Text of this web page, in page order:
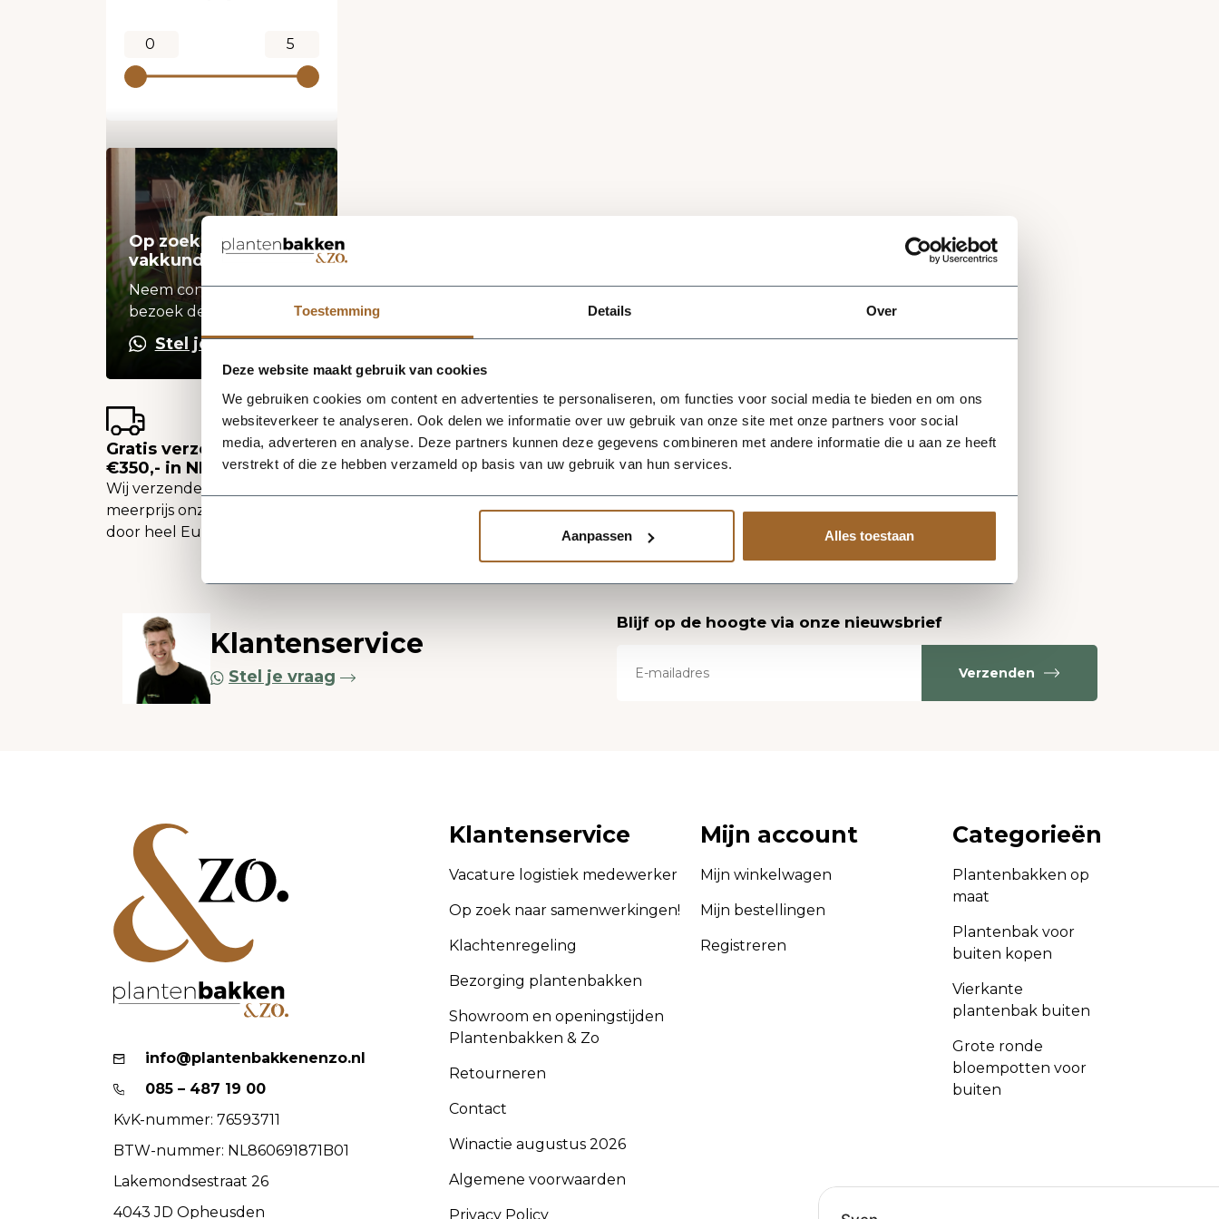
Toestemming Details Over
Deze website maakt gebruik van cookies
We gebruiken cookies om content en advertenties te personaliseren, om functies voor social media te bieden en om ons
websiteverkeer te analyseren. Ook delen we informatie over uw gebruik van onze site met onze partners voor social
media, adverteren en analyse. Deze partners kunnen deze gegevens combineren met andere informatie die u aan ze heeft
verstrekt of die ze hebben verzameld op basis van uw gebruik van hun services.
Aanpassen Alles toestaan
Op zoek naar een
vakkundige hulp?
Neem contact op of
bezoek de showroom!
Stel je vraag
Gratis verzending vanaf
€350,- in NL
Wij verzenden tegen een
meerprijs onze plantenbakken
door heel Europa.
Klantenservice
Stel je vraag
Blijf op de hoogte via onze nieuwsbrief
Verzenden
info@plantenbakkenenzo.nl
085 – 487 19 00
KvK-nummer: 76593711
BTW-nummer: NL860691871B01
Lakemondsestraat 26
4043 JD Opheusden
Klantenservice
Vacature logistiek medewerker
Op zoek naar samenwerkingen!
Klachtenregeling
Bezorging plantenbakken
Showroom en openingstijden
Plantenbakken & Zo
Retourneren
Contact
Winactie augustus 2026
Algemene voorwaarden
Privacy Policy
Mijn account
Mijn winkelwagen
Mijn bestellingen
Registreren
Categorieën
Plantenbakken op
maat
Plantenbak voor
buiten kopen
Vierkante
plantenbak buiten
Grote ronde
bloempotten voor
buiten